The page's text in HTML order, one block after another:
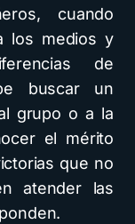
cuando
los medios y
de
buscar un
grupo o a la
el mérito
que no
atender las